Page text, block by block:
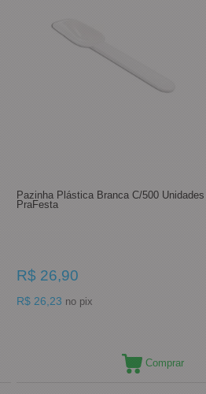
Pazinha Plástica Branca C/500 Unidades
PraFesta
R$ 26,90
R$ 26,23 no pix
Comprar